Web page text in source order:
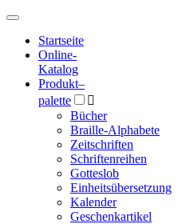
Hauptmenü
Hauptmenü
Startseite
Online-
Katalog
Produkt–
palette

Bücher
Braille-Alphabete
Zeitschriften
Schriftenreihen
Gotteslob
Einheitsübersetzung
Kalender
Geschenkartikel